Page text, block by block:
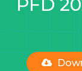
PFD